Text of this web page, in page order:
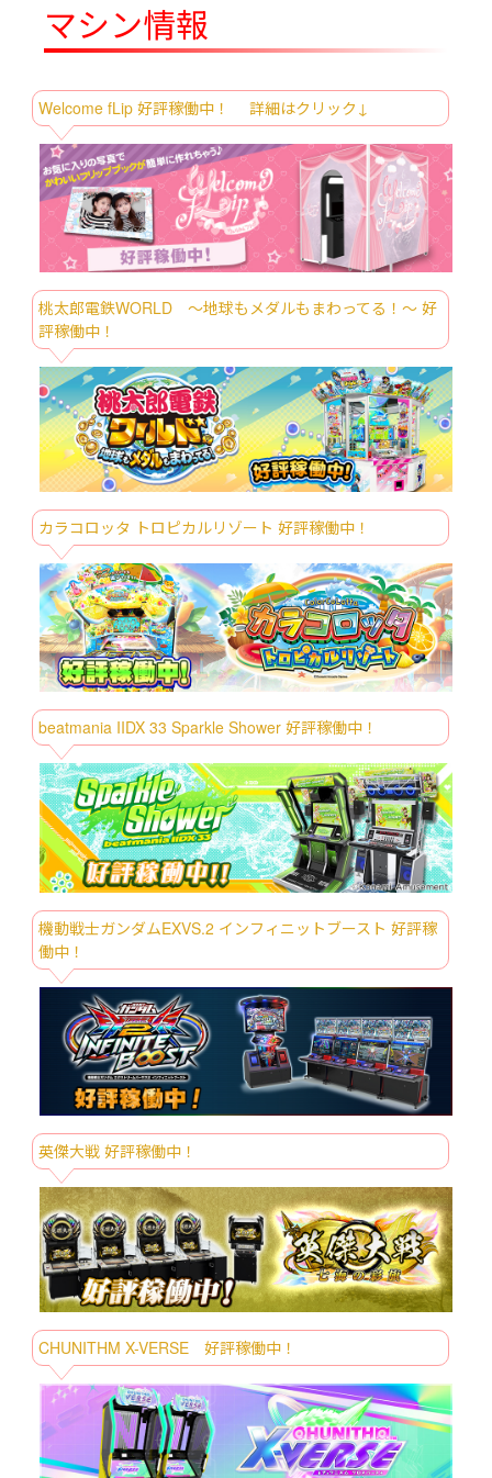
BIG（スタンダード）
8/6～
たまごっち ボールチェーン付きぬいぐる
8/6～
たまごっち ボールチェーン付きぬいぐる
み～Tamagotchi Paradise～vol.3
8/6～
ディズニー スティッチ Lぬいぐるみ ア
ロハシャツVer.
8/6～
ディズニー スティッチ ファンカラ マ
スコット
8/6～
リエちゃん‐Ver.2
8/6～
GJ
8/6～
パンダ ハローキティ リボンがいっぱい
BIGぬいぐるみ
8/6～
ポケットモンスター プラチナムザッカ
メッシュデザインリュックVol.1.5
8/6～
ポケットモンスター めちゃもふぐっと ほ
っこりいやされぬいぐるみ～カビゴン～
8/6～
マインクラフト BIGぬいぐるみ：エンダ
ードラゴン
8/6～
マインクラフト エリトラマスコット：ス
ティーブ：アレックス：クリーパー
ミニオンズ＆モンスターズ グランデぬ
いぐるみ タキシード
8/6～
ミニオンズ＆モンスターズ グランデぬ
いぐるみ‐ジェームズ‐
8/6～
ミニオンズ＆モンスターズ マスコット‐
ドート＆ミニオンズ‐
8/6～
映画クレヨンしんちゃん 奇々怪々！オラ
の妖怪バケ～ション めちゃもふぐっとぬ
いぐるみ～おすわりポーズのシロ～
8/6～
プレミアムフィギュア‐レゼ‐
8/6～
刀剣乱舞ONLINE ちびぐるみ～秋田藤四
郎・大倶利伽羅・へし切長谷部・獅子
王・火車切～
8/6～
僕のヒーローアカデミア Fluffy Puffy～デ
クシープ＆バクドッグ＆オールマイゴー
ト～
8/7～
Care Bears ミニシュシュキーホルダー
8/7～
FANS オオクワガタぬいぐるみXL プレミ
アム
8/7～
サンリオキャラクターズ 海老天マスコッ
ト
8/7～
トイ・ストーリー ぬいぐるみリュック～
ハム／レックス～
8/7～
ト
リラックマ BASIC RILAKKUMA ゴムひも
付きマスコット
マシン情報
Welcome fLip 好評稼働中！ 詳細はクリック↓
桃太郎電鉄WORLD ～地球もメダルもまわってる！～ 好
評稼働中！
カラコロッタ トロピカルリゾート 好評稼働中！
beatmania IIDX 33 Sparkle Shower 好評稼働中！
機動戦士ガンダムEXVS.2 インフィニットブースト 好評稼
働中！
英傑大戦 好評稼働中！
CHUNITHM X-VERSE 好評稼働中！